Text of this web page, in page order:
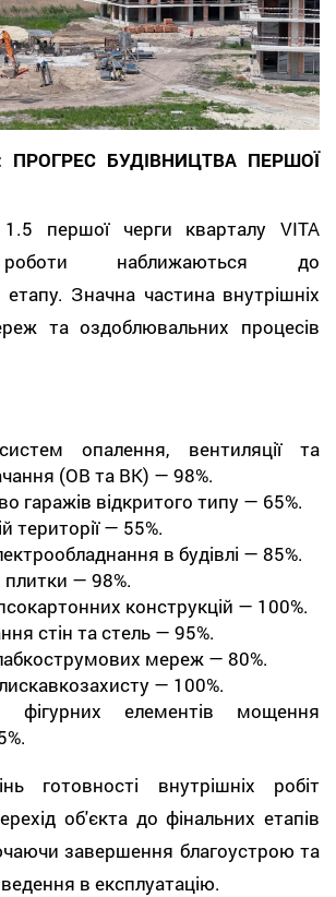
ПРОГРЕС БУДІВНИЦТВА ПЕРШОЇ
першої черги кварталу VITA
роботи наближаються до
Значна частина внутрішніх
та оздоблювальних процесів
опалення, вентиляції та
(ОВ та ВК) — 98%.
гаражів відкритого типу — 65%.
території — 55%.
в будівлі — 85%.
— 98%.
конструкцій — 100%.
стін та стель — 95%.
мереж — 80%.
— 100%.
фігурних елементів мощення
готовності внутрішніх робіт
об'єкта до фінальних етапів
завершення благоустрою та
в експлуатацію.